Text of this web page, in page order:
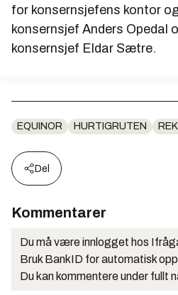
for konsernsjefens kontor
konsernsjef Anders Opedal
konsernsjef Eldar Sætre.
EQUINOR HURTIGRUTEN
Del
Kommentarer
Du må være innlogget hos
Bruk BankID for automatisk
Du kan kommentere under fullt